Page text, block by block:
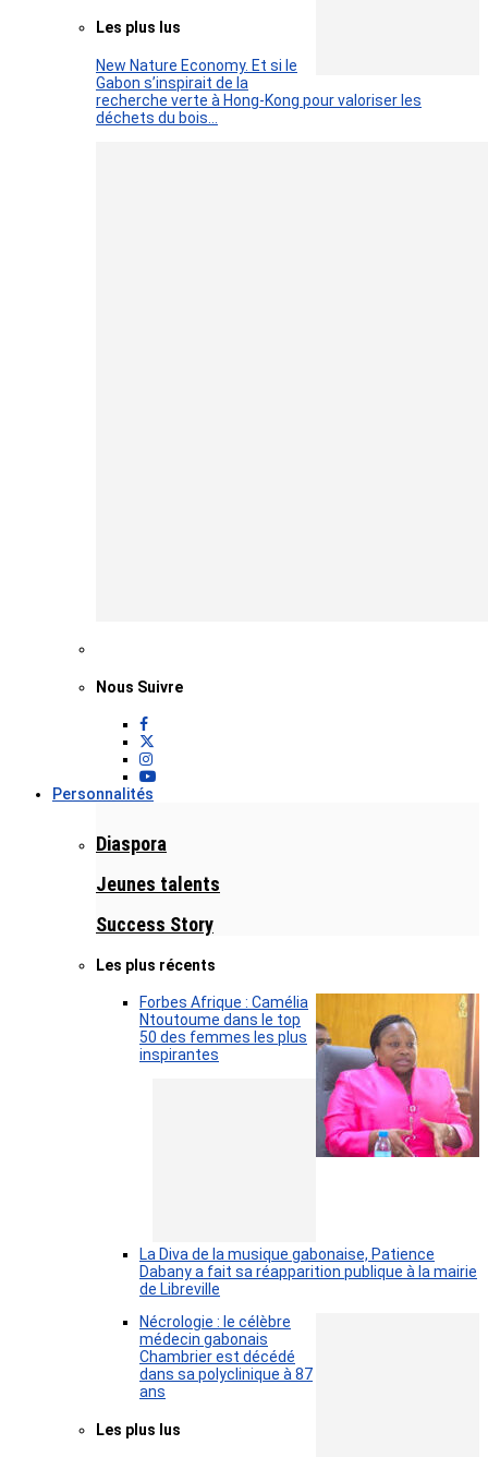
Les plus lus
New Nature Economy. Et si le
Gabon s’inspirait de la
recherche verte à Hong-Kong pour valoriser les
déchets du bois…
Nous Suivre
Personnalités
Diaspora
Jeunes talents
Success Story
Les plus récents
Forbes Afrique : Camélia
Ntoutoume dans le top
50 des femmes les plus
inspirantes
La Diva de la musique gabonaise, Patience
Dabany a fait sa réapparition publique à la mairie
de Libreville
Nécrologie : le célèbre
médecin gabonais
Chambrier est décédé
dans sa polyclinique à 87
ans
Les plus lus